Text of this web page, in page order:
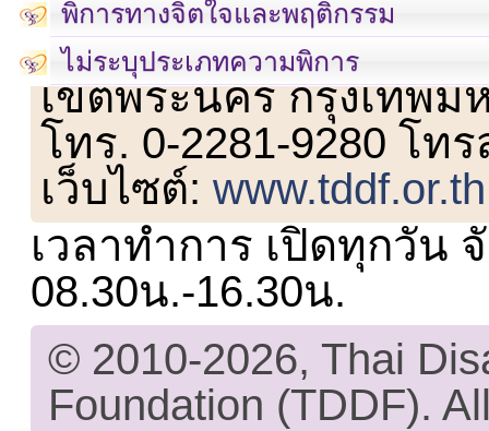
พิการทางจิตใจและพฤติกรรม
ไม่ระบุประเภทความพิการ
เลขที่ 23 ชั้น 2 ถนนวิ
เขตพระนคร กรุงเทพม
โทร. 0-2281-9280 โท
เว็บไซต์:www.tddf.or.th
เวลาทำการ เปิดทุกวัน
08.30น.-16.30น.
© 2010-2026, Thai
Foundation (TDDF).